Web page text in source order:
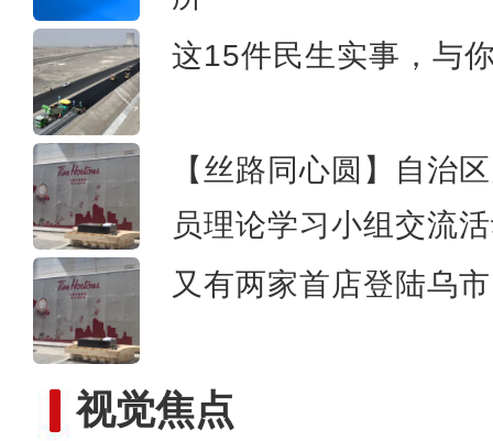
这15件民生实事，与
【丝路同心圆】自治
员理论学习小组交流
又有两家首店登陆乌
视觉焦点